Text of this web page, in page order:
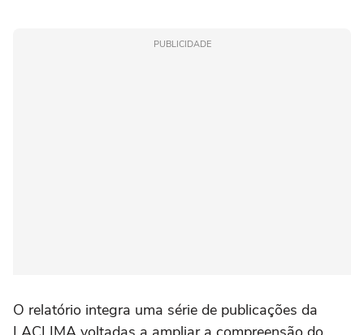
PUBLICIDADE
O relatório integra uma série de publicações da